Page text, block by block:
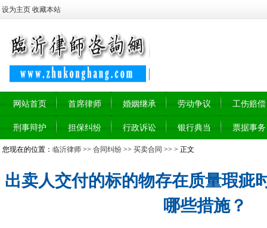
设为主页 收藏本站
网站首页 首席律师 婚姻继承 劳动争议 工伤赔偿
刑事辩护 担保纠纷 行政诉讼 银行典当 票据事务
您现在的位置： 临沂律师 >> 合同纠纷 >> 买卖合同 >> > 正文
出卖人交付的标的物存在质量瑕疵
哪些措施？